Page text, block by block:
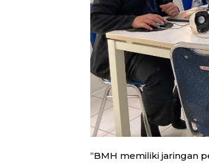
“BMH memiliki jaringan